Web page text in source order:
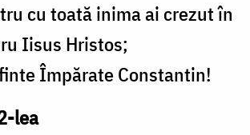
cu toată inima ai crezut în
Iisus Hristos;
Împărate Constantin!
lea